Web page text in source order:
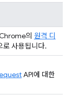
의 원격 디
로 사용됩니다.
API에 대한